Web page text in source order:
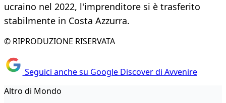
ucraino nel 2022, l'imprenditore si è trasferito
stabilmente in Costa Azzurra.
© RIPRODUZIONE RISERVATA
Seguici anche su Google Discover di Avvenire
Altro di Mondo